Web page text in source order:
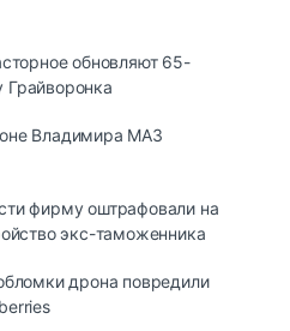
обновляют 65-
Грайворонка
Владимира МАЗ
фирму оштрафовали на
экс-таможенника
дрона повредили